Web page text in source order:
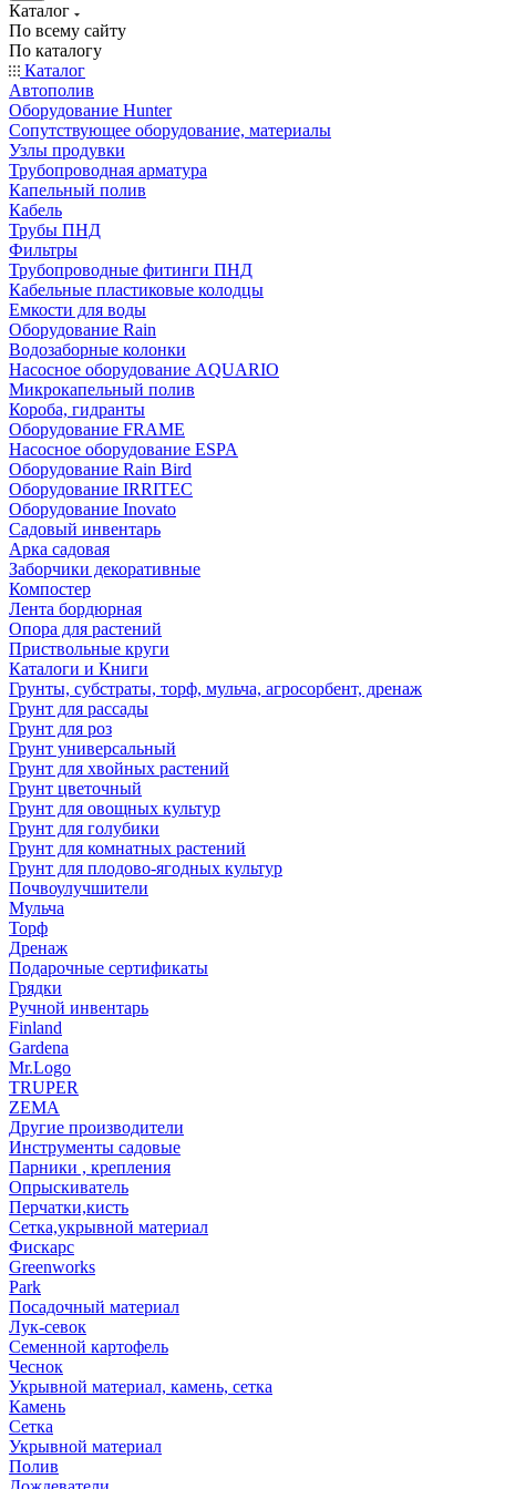
Каталог
По всему сайту
По каталогу
Каталог
Автополив
Оборудование Hunter
Сопутствующее оборудование, материалы
Узлы продувки
Трубопроводная арматура
Капельный полив
Кабель
Трубы ПНД
Фильтры
Трубопроводные фитинги ПНД
Кабельные пластиковые колодцы
Емкости для воды
Оборудование Rain
Водозаборные колонки
Насосное оборудование AQUARIO
Микрокапельный полив
Короба, гидранты
Оборудование FRAME
Насосное оборудование ESPA
Оборудование Rain Bird
Оборудование IRRITEC
Оборудование Inovato
Садовый инвентарь
Арка садовая
Заборчики декоративные
Компостер
Лента бордюрная
Опора для растений
Приствольные круги
Каталоги и Книги
Грунты, субстраты, торф, мульча, агросорбент, дренаж
Грунт для рассады
Грунт для роз
Грунт универсальный
Грунт для хвойных растений
Грунт цветочный
Грунт для овощных культур
Грунт для голубики
Грунт для комнатных растений
Грунт для плодово-ягодных культур
Почвоулучшители
Мульча
Торф
Дренаж
Подарочные сертификаты
Грядки
Ручной инвентарь
Finland
Gardena
Mr.Logo
TRUPER
ZEMA
Другие производители
Инструменты садовые
Парники , крепления
Опрыскиватель
Перчатки,кисть
Сетка,укрывной материал
Фискарс
Greenworks
Park
Посадочный материал
Лук-севок
Семенной картофель
Чеснок
Укрывной материал, камень, сетка
Камень
Сетка
Укрывной материал
Полив